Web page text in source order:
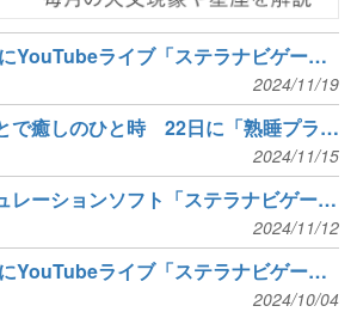
11月26日にYouTubeライブ「ステラナビゲータで土星食をシミュレーション」
2024/11/19
星空のもとで癒しのひと時 22日に「熟睡プラ寝たリウム」オンライン配信
2024/11/15
天文シミュレーションソフト「ステラナビゲータ12」12.0gアップデータ公開 データの拡充と安定性・正確性の向上
2024/11/12
10月11日にYouTubeライブ「ステラナビゲータで紫金山・アトラス彗星を100倍楽しむ！」
2024/10/04